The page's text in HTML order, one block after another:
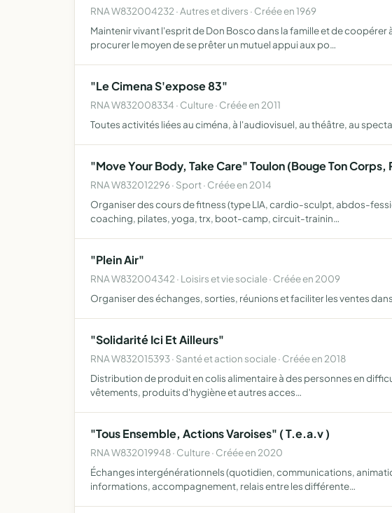
RNA W832004232 · Autres et divers · Créée en 1969
Maintenir vivant l'esprit de Don Bosco dans la famille et de
procurer le moyen de se prêter un mutuel appui aux po…
"Le Cimena S'expose 83"
RNA W832008334 · Culture · Créée en 2011
Toutes activités liées au ciména, à l'audiovisuel, au théâtre, au
"Move Your Body, Take Care" Toulon (Bouge Ton Corps,
RNA W832012296 · Sport · Créée en 2014
Organiser des cours de fitness (type LIA, cardio-sculpt, abdos-
coaching, pilates, yoga, trx, boot-camp, circuit-trainin…
"Plein Air"
RNA W832004342 · Loisirs et vie sociale · Créée en 2009
Organiser des échanges, sorties, réunions et faciliter les ventes
"Solidarité Ici Et Ailleurs"
RNA W832015393 · Santé et action sociale · Créée en 2018
Distribution de produit en colis alimentaire à des personnes en
vêtements, produits d'hygiène et autres acces…
"Tous Ensemble, Actions Varoises" ( T.e.a.v )
RNA W832019948 · Culture · Créée en 2020
Échanges intergénérationnels (quotidien, communications,
informations, accompagnement, relais entre les différente…